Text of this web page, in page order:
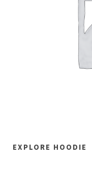
EXPLORE HOODIE